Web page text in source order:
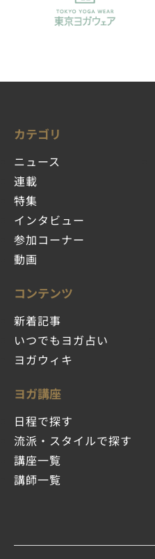
カテゴリ
ニュース
連載
特集
インタビュー
参加コーナー
動画
コンテンツ
新着記事
いつでもヨガ占い
ヨガウィキ
ヨガ講座
日程で探す
流派・スタイルで探す
講座一覧
講師一覧